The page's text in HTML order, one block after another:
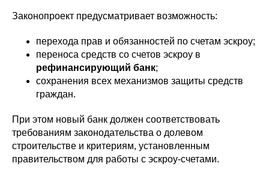
Законопроект предусматривает возможность:
перехода прав и обязанностей по счетам эскроу;
переноса средств со счетов эскроу в
рефинансирующий банк;
сохранения всех механизмов защиты средств
граждан.
При этом новый банк должен соответствовать
требованиям законодательства о долевом
строительстве и критериям, установленным
правительством для работы с эскроу-счетами.